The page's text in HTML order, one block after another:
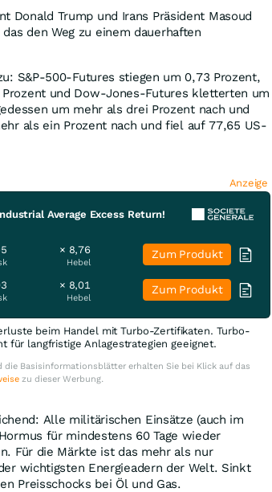
Donald Trump und Irans Präsident Masoud
den Weg zu einem dauerhaften
S&P-500-Futures stiegen um 0,73 Prozent,
und Dow-Jones-Futures kletterten um
um mehr als drei Prozent nach und
als ein Prozent nach und fiel auf 77,65 US-
Anzeige
Average Excess Return!
× 8,76
Hebel
Zum Produkt
× 8,01
Hebel
Zum Produkt
beim Handel mit Turbo-Zertifikaten. Turbo-
für langfristige Anlagestrategien geeignet.
Basisinformationsblätter erhalten Sie bei Klick auf das
zu dieser Werbung.
Alle militärischen Einsätze (auch im
für mindestens 60 Tage wieder
Für die Märkte ist das mehr als nur
wichtigsten Energieadern der Welt. Sinkt
Preisschocks bei Öl und Gas.